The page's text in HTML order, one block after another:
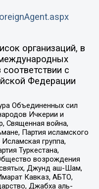
организаций, в
с
Федерации
Объединенных сил
Ичкерии и
Священная война,
Партия исламского
группа,
Туркестана,
возрождения
Джунд аш-Шам,
Кавказ, АБТО,
Джабха аль-